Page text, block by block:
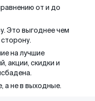
от и до
Это выгоднее чем
на лучшие
акции, скидки и
а не в выходные.